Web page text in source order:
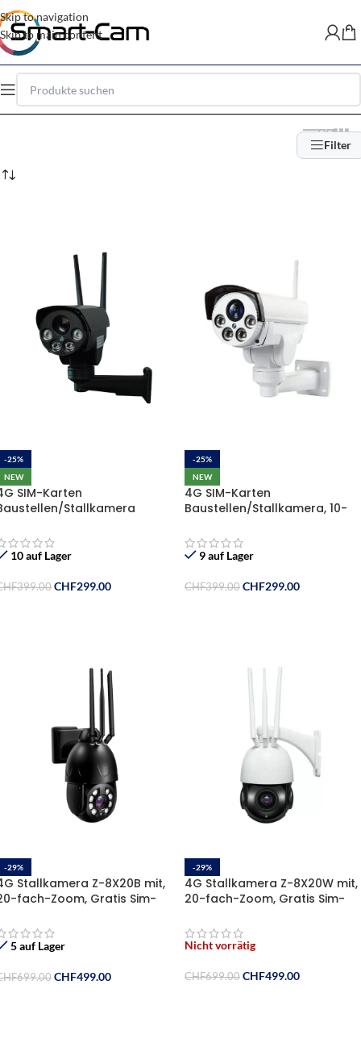
Skip to navigation
Skip to main content
Filter
-25%
NEW
SIM-Karten
Stallkamera
Speicherkarte, Gratis
Karte mit 10.- Guthaben
10 auf Lager
399.00 CHF299.00
-25%
NEW
4G SIM-Karten
Baustellen/Stallkamera, 10-
Speicherkarte, Gratis Sim-
Karte mit 10.- Guthaben
9 auf Lager
CHF399.00 CHF299.00
-29%
Stallkamera Z-8X20B mit,
fach-Zoom, Gratis Sim-
5 auf Lager
699.00 CHF499.00
-29%
4G Stallkamera Z-8X20W mit,
20-fach-Zoom, Gratis Sim-
Speicherkarte
Nicht vorrätig
CHF699.00 CHF499.00